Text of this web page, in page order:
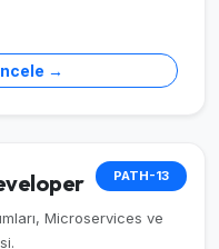
→
PATH-13
Microservices ve